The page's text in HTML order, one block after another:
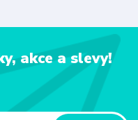
akce a slevy!